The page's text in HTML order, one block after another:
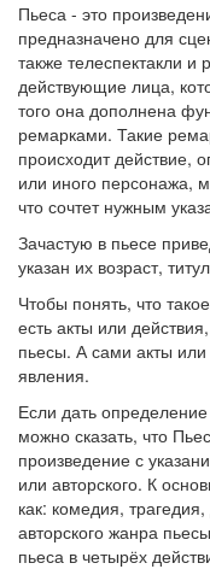
Пьеса - это
предназначено для
также телеспектакли и
действующие лица,
того она дополнена
ремарками. Такие
происходит действие,
или иного персонажа,
что сочтет нужным
Зачастую в пьесе
указан их возраст,
Чтобы понять, что
есть акты или
пьесы. А сами акты
явления.
Если дать
можно сказать, что
произведение с
или авторского. К
как: комедия,
авторского жанра
пьеса в четырёх